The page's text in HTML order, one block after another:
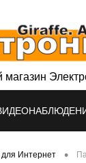
Интернет •